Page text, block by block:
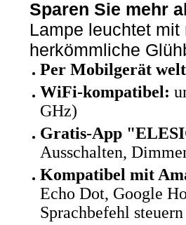
Sparen Sie mehr
Lampe leuchtet
herkömmliche
Per Mobilgerät
WiFi-kompatibel:
GHz)
Gratis-App
Ausschalten,
Kompatibel mit
Echo Dot, Google
Sprachbefehl steuern